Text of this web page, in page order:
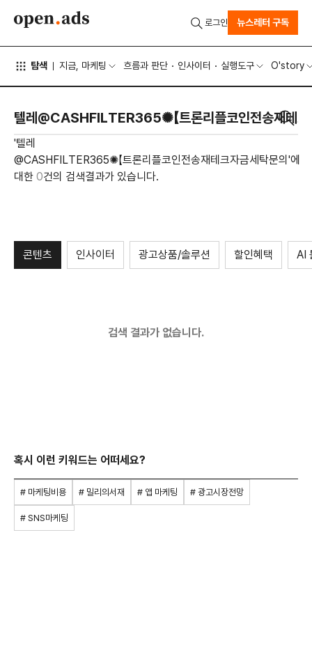
탐색 지금, 마케팅 흐름과 판단 인사이터 실행도구 O'story
로그인 뉴스레터 구독
'텔레
@CASHFILTER365✺【트론리플코인전송재테크자금세탁문의'에
대한 0건의 검색결과가 있습니다.
콘텐츠 인사이터 광고상품/솔루션 할인혜택 AI
검색 결과가 없습니다.
혹시 이런 키워드는 어떠세요?
# 마케팅비용 # 밀리의서재 # 앱 마케팅 # 광고시장전망
# SNS마케팅